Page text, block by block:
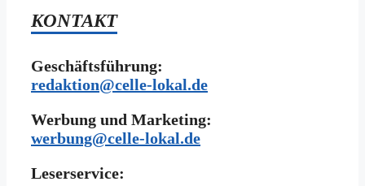
KONTAKT
Geschäftsführung:
redaktion@celle-lokal.de
Werbung und Marketing:
werbung@celle-lokal.de
Leserservice: